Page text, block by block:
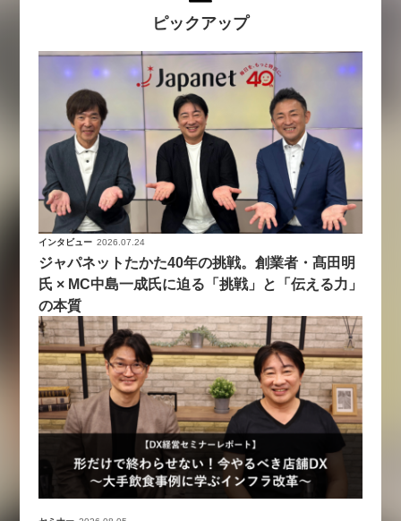
ピックアップ
インタビュー 2026.07.24
ジャパネットたかた40年の挑戦。創業者・髙田明
氏 × MC中島一成氏に迫る「挑戦」と「伝える力」
の本質